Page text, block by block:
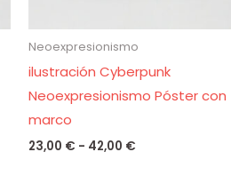
Neoexpresionismo
ilustración Cyberpunk
Neoexpresionismo Póster con
marco
23,00 € - 42,00 €